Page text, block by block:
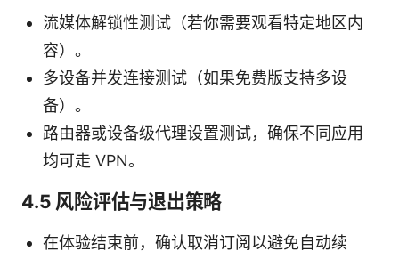
流媒体解锁性测试（若你需要观看特定地区内
容）。
多设备并发连接测试（如果免费版支持多设
备）。
路由器或设备级代理设置测试，确保不同应用
均可走 VPN。
4.5 风险评估与退出策略
在体验结束前，确认取消订阅以避免自动续